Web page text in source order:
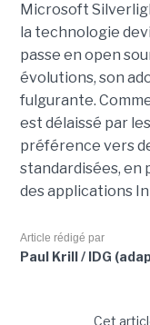
Microsoft
la technologie
passe en open
évolutions, son
fulgurante.
est délaissé par
préférence vers
standardisées, en
des applications
Article rédigé par
Paul Krill / IDG
Cet